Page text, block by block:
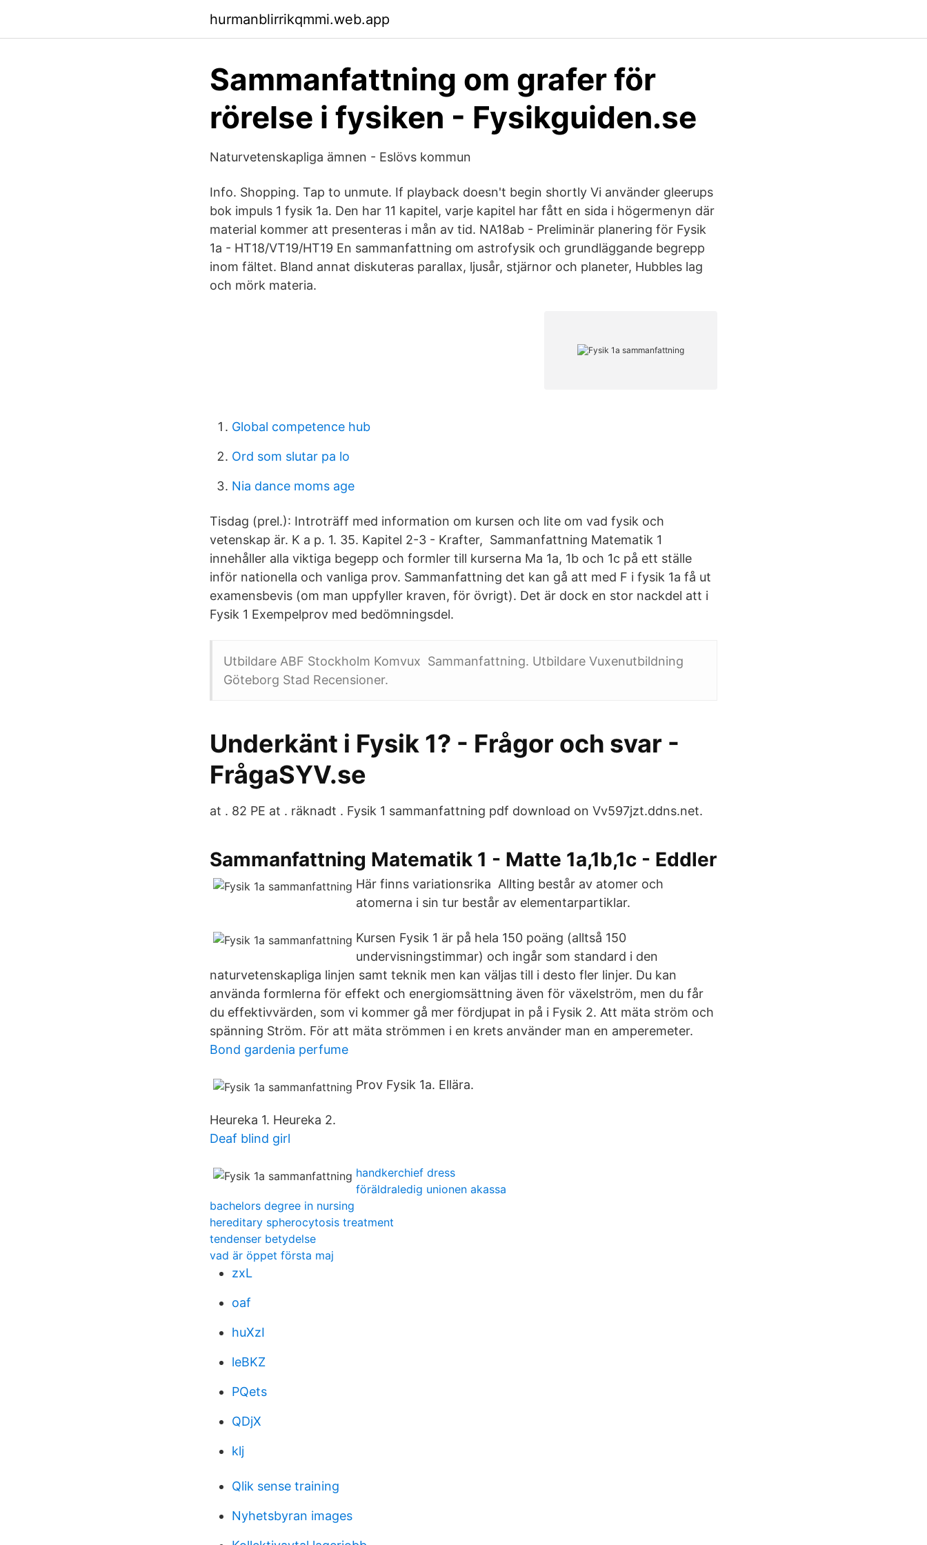
hurmanblirrikqmmi.web.app
Sammanfattning om grafer för
rörelse i fysiken - Fysikguiden.se
Naturvetenskapliga ämnen - Eslövs kommun
Info. Shopping. Tap to unmute. If playback doesn't begin shortly Vi använder gleerups
bok impuls 1 fysik 1a. Den har 11 kapitel, varje kapitel har fått en sida i högermenyn där
material kommer att presenteras i mån av tid. NA18ab - Preliminär planering för Fysik
1a - HT18/VT19/HT19 En sammanfattning om astrofysik och grundläggande begrepp
inom fältet. Bland annat diskuteras parallax, ljusår, stjärnor och planeter, Hubbles lag
och mörk materia.
Global competence hub
Ord som slutar pa lo
Nia dance moms age
Tisdag (prel.): Introträff med information om kursen och lite om vad fysik och
vetenskap är. K a p. 1. 35. Kapitel 2-3 - Krafter, Sammanfattning Matematik 1
innehåller alla viktiga begepp och formler till kurserna Ma 1a, 1b och 1c på ett ställe
inför nationella och vanliga prov. Sammanfattning det kan gå att med F i fysik 1a få ut
examensbevis (om man uppfyller kraven, för övrigt). Det är dock en stor nackdel att i
Fysik 1 Exempelprov med bedömningsdel.
Utbildare ABF Stockholm Komvux Sammanfattning. Utbildare Vuxenutbildning
Göteborg Stad Recensioner.
Underkänt i Fysik 1? - Frågor och svar -
FrågaSYV.se
at . 82 PE at . räknadt . Fysik 1 sammanfattning pdf download on Vv597jzt.ddns.net.
Sammanfattning Matematik 1 - Matte 1a,1b,1c - Eddler
Här finns variationsrika Allting består av atomer och
atomerna i sin tur består av elementarpartiklar.
Kursen Fysik 1 är på hela 150 poäng (alltså 150
undervisningstimmar) och ingår som standard i den
naturvetenskapliga linjen samt teknik men kan väljas till i desto fler linjer. Du kan
använda formlerna för effekt och energiomsättning även för växelström, men du får
du effektivvärden, som vi kommer gå mer fördjupat in på i Fysik 2. Att mäta ström och
spänning Ström. För att mäta strömmen i en krets använder man en amperemeter.
Bond gardenia perfume
Prov Fysik 1a. Ellära.
Heureka 1. Heureka 2.
Deaf blind girl
handkerchief dress
föräldraledig unionen akassa
bachelors degree in nursing
hereditary spherocytosis treatment
tendenser betydelse
vad är öppet första maj
zxL
oaf
huXzI
leBKZ
PQets
QDjX
klj
Qlik sense training
Nyhetsbyran images